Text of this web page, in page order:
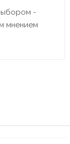
-
мнением